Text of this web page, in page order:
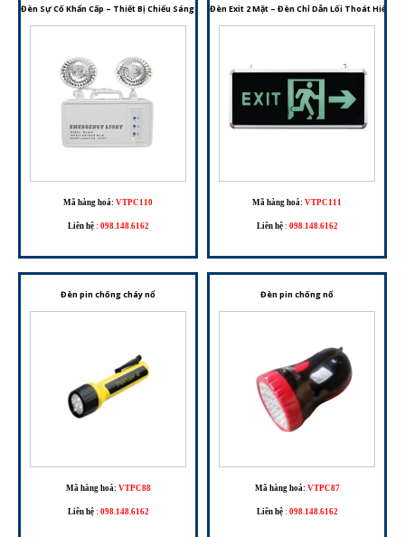
Đèn Sự Cố Khẩn Cấp – Thiết Bị Chiếu Sáng Dự Phòng Cho Hệ Thống PCCC
Mã hàng hoá: VTPC110
Liên hệ : 098.148.6162
Đèn Exit 2 Mặt – Đèn Chỉ Dẫn Lối Thoát Hiểm
Mã hàng hoá: VTPC111
Liên hệ : 098.148.6162
Đèn pin chống cháy nổ
Mã hàng hoá: VTPC88
Liên hệ : 098.148.6162
Đèn pin chống nổ
Mã hàng hoá: VTPC87
Liên hệ : 098.148.6162